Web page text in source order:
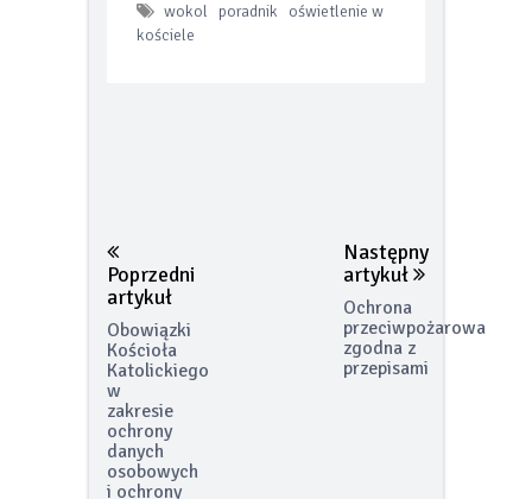
wokol poradnik
oświetlenie w
kościele
Poprzedni
artykuł
Obowiązki
Kościoła
Katolickiego
w
zakresie
ochrony
danych
osobowych
i ochrony
Następny
artykuł
Ochrona
przeciwpożarowa
zgodna z
przepisami